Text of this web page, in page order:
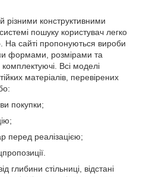
різними конструктивними
пошуку користувач легко
На сайті пропонуються вироби
формами, розмірами та
Всі моделі
матеріалів, перевірених
покупки;
перед реалізацією;
глибини стільниці, відстані